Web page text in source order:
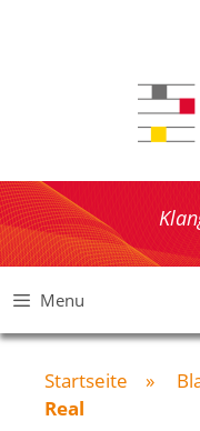
Menu
Startseite »
Real